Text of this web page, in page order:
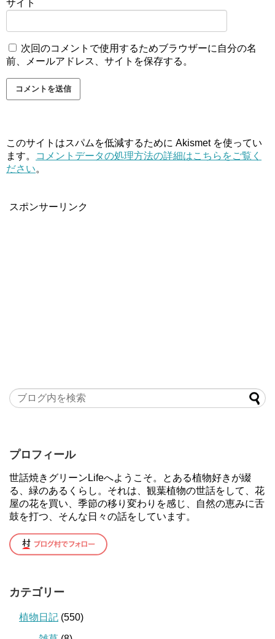
サイト
次回のコメントで使用するためブラウザーに自分の名
前、メールアドレス、サイトを保存する。
このサイトはスパムを低減するために Akismet を使ってい
ます。
コメントデータの処理方法の詳細はこちらをご覧く
ださい。
スポンサーリンク
プロフィール
世話焼きグリーンLifeへようこそ。とある植物好きが綴
る、緑のあるくらし。それは、観葉植物の世話をして、花
屋の花を買い、季節の移り変わりを感じ、自然の恵みに舌
鼓を打つ、そんな日々の話をしています。
カテゴリー
植物日記 (550)